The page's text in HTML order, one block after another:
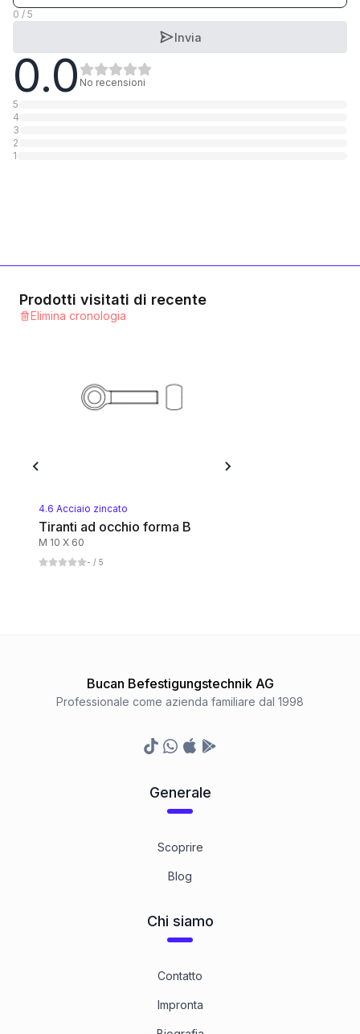
1 Categoria
A4 rostfrei
1 Categoria
0 / 5
Invia
0.0 No recensioni
5
4
3
2
1
Prodotti visitati di recente
Elimina cronologia
4.6 Acciaio zincato
Tiranti ad occhio forma B
M 10 X 60
- / 5
Bucan Befestigungstechnik AG
Professionale come azienda familiare dal 1998
TikTokWhatsapp
Appstore
Google Play Store
Generale
Scoprire
Blog
Chi siamo
Contatto
Impronta